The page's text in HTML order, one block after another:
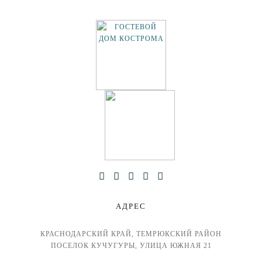
АДРЕС
КРАСНОДАРСКИЙ КРАЙ, ТЕМРЮКСКИЙ РАЙОН
ПОСЕЛОК КУЧУГУРЫ, УЛИЦА ЮЖНАЯ 21